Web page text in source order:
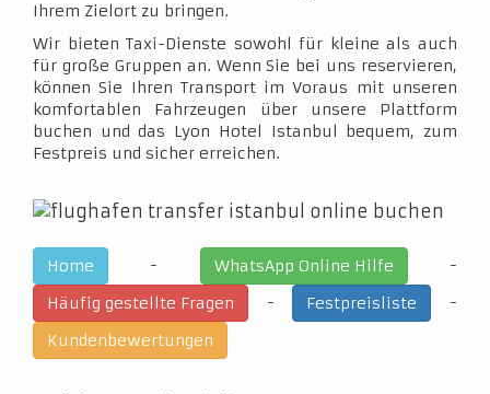
Ihrem Zielort zu bringen.
Wir bieten Taxi-Dienste sowohl für kleine als auch
für große Gruppen an. Wenn Sie bei uns reservieren,
können Sie Ihren Transport im Voraus mit unseren
komfortablen Fahrzeugen über unsere Plattform
buchen und das Lyon Hotel Istanbul bequem, zum
Festpreis und sicher erreichen.
Home - WhatsApp Online Hilfe
-
Häufig gestellte Fragen
- Festpreisliste
-
Kundenbewertungen